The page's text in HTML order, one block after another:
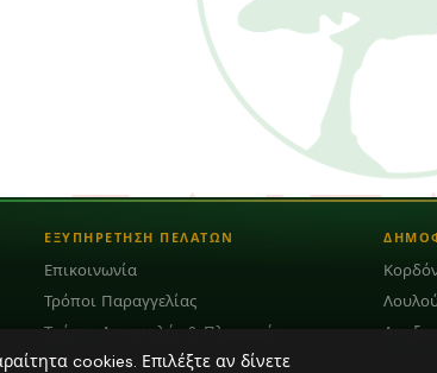
ΕΞΥΠΗΡΕΤΗΣΗ ΠΕΛΑΤΩΝ
Επικοινωνία
Τρόποι Παραγγελίας
Τρόποι Αποστολής & Πληρωμής
Blogcookies. Επιλέξτε αν δίνετε